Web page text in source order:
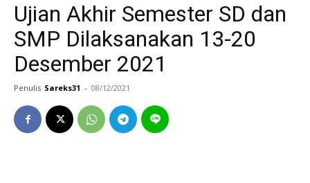
Ujian Akhir Semester SD dan
SMP Dilaksanakan 13-20
Desember 2021
Penulis Sareks31 - 08/12/2021